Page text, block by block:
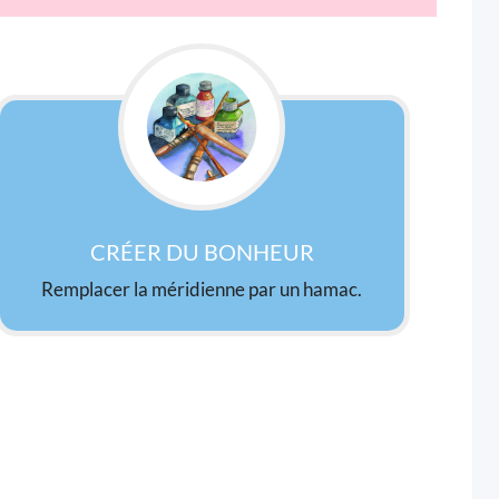
CRÉER DU BONHEUR
Remplacer la méridienne par un hamac.